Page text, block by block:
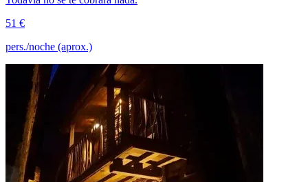
51 €
pers./noche (aprox.)